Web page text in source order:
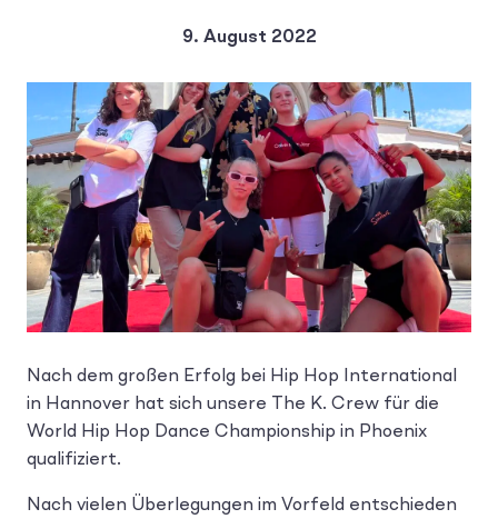
9. August 2022
Nach dem großen Erfolg bei Hip Hop International
in Hannover hat sich unsere The K. Crew für die
World Hip Hop Dance Championship in Phoenix
qualifiziert.
Nach vielen Überlegungen im Vorfeld entschieden